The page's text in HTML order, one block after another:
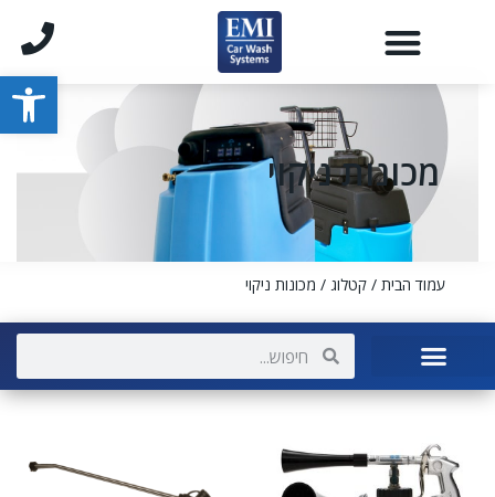
פתח
מכונות ניקוי
עמוד הבית / קטלוג / מכונות ניקוי